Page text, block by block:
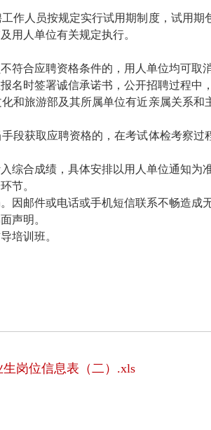
作人员按规定实行试用期制度，试用
用人单位有关规定执行。
符合应聘资格条件的，用人单位均可取
名时签署诚信承诺书，公开招聘过程中
和旅游部及其所属单位有近亲属关系
段获取应聘资格的，在考试体检考察
综合成绩，具体安排以用人单位通知为准
节。
因邮件或电话或手机短信联系不畅造成
声明。
培训班。
岗位信息表（二）.xls